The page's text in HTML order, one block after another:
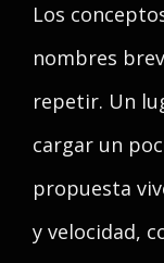
Los
nombres
repetir. Un
cargar un
propuesta
y velocidad,